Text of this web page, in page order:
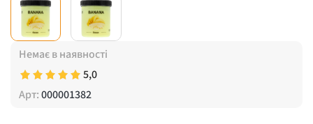
Немає в наявності
5,0
Арт:000001382